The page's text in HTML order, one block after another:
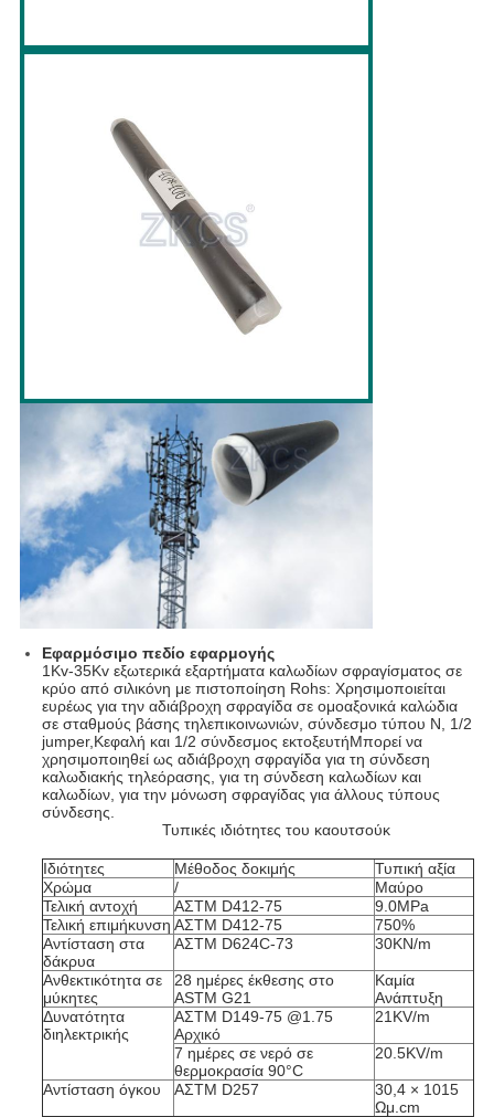
Εφαρμόσιμο πεδίο εφαρμογής
1Kv-35Kv εξωτερικά εξαρτήματα καλωδίων σφραγίσματος σε
κρύο από σιλικόνη με πιστοποίηση Rohs: Χρησιμοποιείται
ευρέως για την αδιάβροχη σφραγίδα σε ομοαξονικά καλώδια
σε σταθμούς βάσης τηλεπικοινωνιών, σύνδεσμο τύπου N, 1/2
jumper,Κεφαλή και 1/2 σύνδεσμος εκτοξευτήΜπορεί να
χρησιμοποιηθεί ως αδιάβροχη σφραγίδα για τη σύνδεση
καλωδιακής τηλεόρασης, για τη σύνδεση καλωδίων και
καλωδίων, για την μόνωση σφραγίδας για άλλους τύπους
σύνδεσης.
Τυπικές ιδιότητες του καουτσούκ
Ιδιότητες Μέθοδος δοκιμής
Τυπική αξία
Χρώμα
/
Μαύρο
Τελική αντοχή
ΑΣTM D412-75
9.0MPa
Τελική επιμήκυνση ΑΣTM D412-75
750%
Αντίσταση στα
δάκρυα
ΑΣTM D624C-73 30KN/m
Ανθεκτικότητα σε
μύκητες
28 ημέρες έκθεσης στο
ASTM G21
Καμία
Ανάπτυξη
Δυνατότητα
διηλεκτρικής
ΑΣTM D149-75 @1.75
Αρχικό
21KV/m
7 ημέρες σε νερό σε
θερμοκρασία 90°C
20.5KV/m
Αντίσταση όγκου ΑΣTM D257
30,4 × 1015
Ωμ.cm